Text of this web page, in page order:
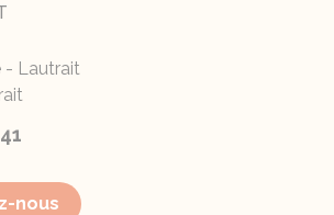
- Lautrait
nous